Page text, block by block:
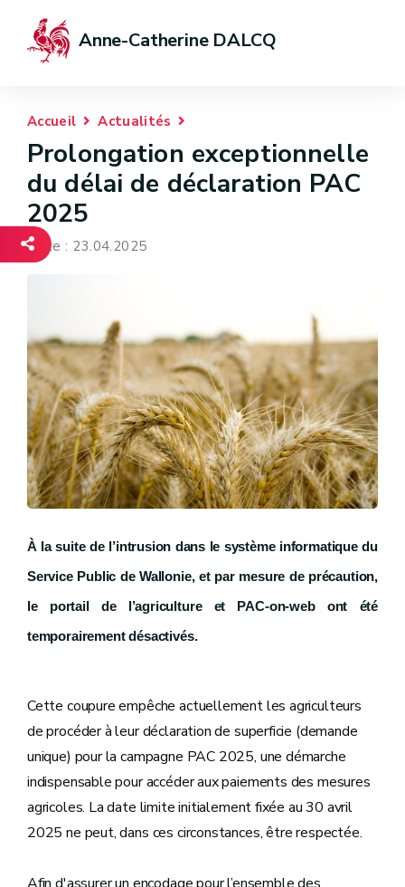
Anne-Catherine DALCQ
Accueil Actualités
Prolongation exceptionnelle
du délai de déclaration PAC
2025
Date : 23.04.2025
À la suite de l’intrusion dans le système informatique du
Service Public de Wallonie, et par mesure de précaution,
le portail de l’agriculture et PAC-on-web ont été
temporairement désactivés.
Cette coupure empêche actuellement les agriculteurs
de procéder à leur déclaration de superficie (demande
unique) pour la campagne PAC 2025, une démarche
indispensable pour accéder aux paiements des mesures
agricoles. La date limite initialement fixée au 30 avril
2025 ne peut, dans ces circonstances, être respectée.